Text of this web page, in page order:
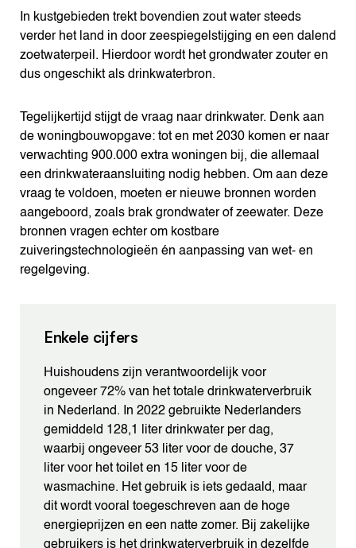
In kustgebieden trekt bovendien zout water steeds
verder het land in door zeespiegelstijging en een dalend
zoetwaterpeil. Hierdoor wordt het grondwater zouter en
dus ongeschikt als drinkwaterbron.
Tegelijkertijd stijgt de vraag naar drinkwater. Denk aan
de woningbouwopgave: tot en met 2030 komen er naar
verwachting 900.000 extra woningen bij, die allemaal
een drinkwateraansluiting nodig hebben. Om aan deze
vraag te voldoen, moeten er nieuwe bronnen worden
aangeboord, zoals brak grondwater of zeewater. Deze
bronnen vragen echter om kostbare
zuiveringstechnologieën én aanpassing van wet- en
regelgeving.
Enkele cijfers
Huishoudens zijn verantwoordelijk voor
ongeveer 72% van het totale drinkwaterverbruik
in Nederland. In 2022 gebruikte Nederlanders
gemiddeld 128,1 liter drinkwater per dag,
waarbij ongeveer 53 liter voor de douche, 37
liter voor het toilet en 15 liter voor de
wasmachine. Het gebruik is iets gedaald, maar
dit wordt vooral toegeschreven aan de hoge
energieprijzen en een natte zomer. Bij zakelijke
gebruikers is het drinkwaterverbruik in dezelfde